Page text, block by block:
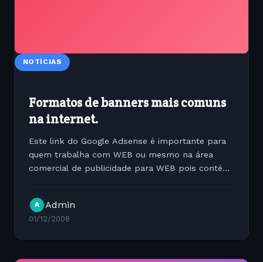
NOTÍCIAS
Formatos de banners mais comuns
na internet.
Este link do Google Adsense é importante para
quem trabalha com WEB ou mesmo na área
comercial de publicidade para WEB pois contém
A Admin
01/12/2008